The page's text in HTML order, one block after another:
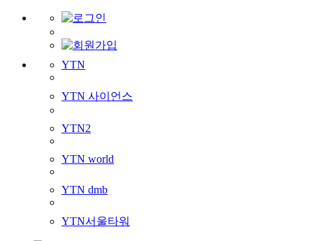
YTN
YTN 사이언스
YTN2
YTN world
YTN dmb
YTN서울타워